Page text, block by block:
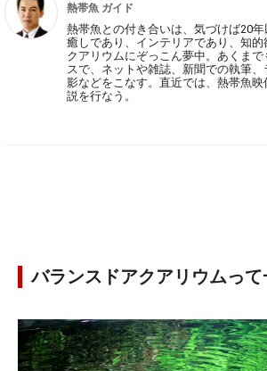
熱帯魚 ガイド
熱帯魚との付き合いは、気づけば20年
癒しであり、インテリアであり、知
クアリウムにぞっこん夢中。あくま
スで、ネットや雑誌、新聞での執筆
影などをこなす。直近では、熱帯魚
説を行なう。
バランスドアクアリウムって